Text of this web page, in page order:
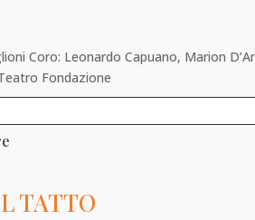
Coro: Leonardo Capuano, Marion
Fondazione
TATTO